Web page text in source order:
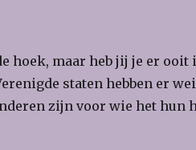
hoek, maar heb jij je er
staten hebben er
zijn voor wie het hun